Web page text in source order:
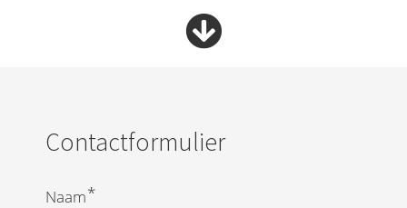
Contactformulier
Naam*